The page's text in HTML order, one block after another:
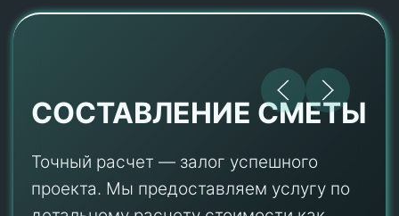
СОСТАВЛЕНИЕ СМЕТЫ
Точный расчет — залог успешного
проекта. Мы предоставляем услугу по